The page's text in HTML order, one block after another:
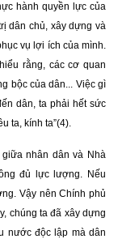
hành quyền lực của
dân chủ, xây dựng và
vụ lợi ích của mình.
rằng, các cơ quan
bộc của dân... Việc gì
dân, ta phải hết sức
ta, kính ta”(4).
nhân dân và Nhà
đủ lực lượng. Nếu
Vậy nên Chính phủ
chúng ta đã xây dựng
nước độc lập mà dân